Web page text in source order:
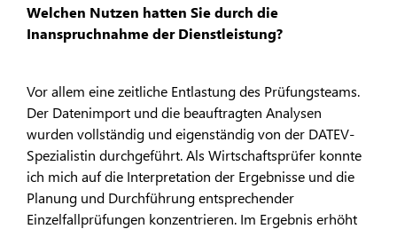
Welchen Nutzen hatten Sie durch die
Inanspruchnahme der Dienstleistung?
Vor allem eine zeitliche Entlastung des Prüfungsteams.
Der Datenimport und die beauftragten Analysen
wurden vollständig und eigenständig von der DATEV-
Spezialistin durchgeführt. Als Wirtschaftsprüfer konnte
ich mich auf die Interpretation der Ergebnisse und die
Planung und Durchführung entsprechender
Einzelfallprüfungen konzentrieren. Im Ergebnis erhöht